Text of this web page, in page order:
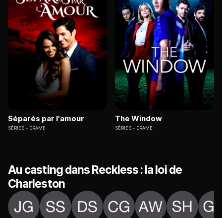
Séparés par l'amour
SÉRIES DRAME
The Window
SÉRIES DRAME
Au casting dans Reckless : la loi de
Charleston